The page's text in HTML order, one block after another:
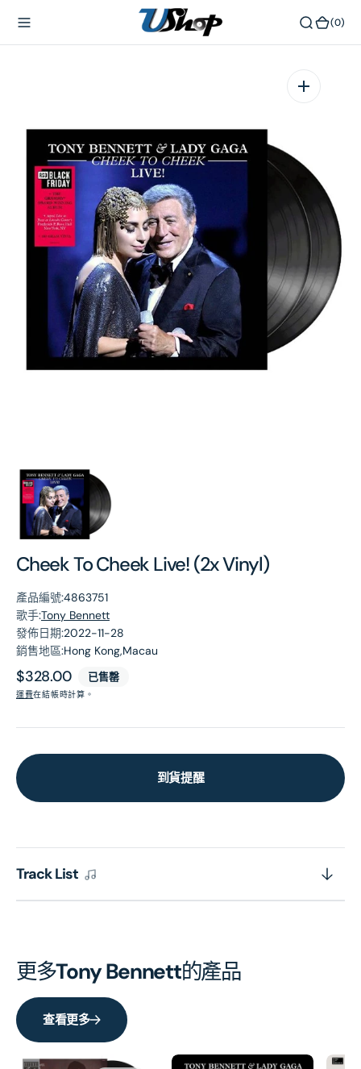
(0)
Cheek To Cheek Live! (2x Vinyl)
產品編號:4863751
歌手:Tony Bennett
發佈日期:2022-11-28
銷售地區:Hong Kong,Macau
原
價
$328.00 已售罄
運費在結帳時計算。
到貨提醒
Track List
在
相
簿
中
開
啟
更多Tony Bennett的產品
查看更多